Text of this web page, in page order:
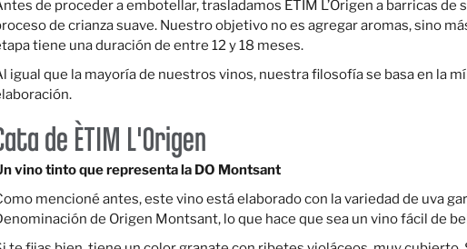
de proceder a embotellar, trasladamos ÈTIM L’Origen a barricas de
de crianza suave. Nuestro objetivo no es agregar aromas, sino
tiene una duración de entre 12 y 18 meses.
igual que la mayoría de nuestros vinos, nuestra filosofía se basa en la
de ÈTIM L'Origen
vino tinto que representa la DO Montsant
mencioné antes, este vino está elaborado con la variedad de uva
de Origen Montsant, lo que hace que sea un vino fácil de